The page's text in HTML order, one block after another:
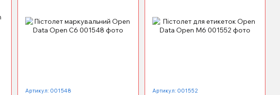
Артикул: 001548 Артикул: 001552